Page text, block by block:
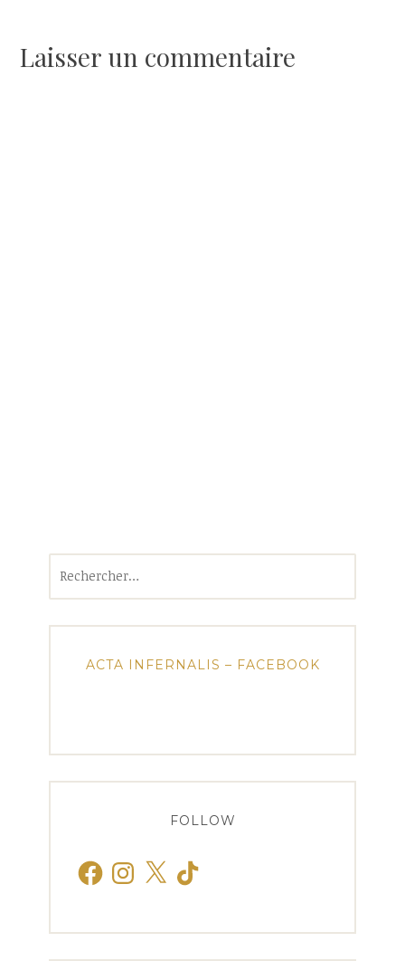
l’article
Laisser un commentaire
ACTA INFERNALIS – FACEBOOK
FOLLOW
FacebookInstagram
X TikTok